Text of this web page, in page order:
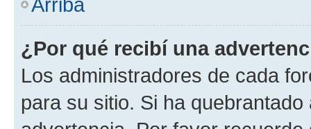
¿Por qué recibí una
Los administradores de cada
para su sitio. Si ha